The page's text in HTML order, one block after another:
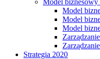
Model
Model
Model
Strategia 2020